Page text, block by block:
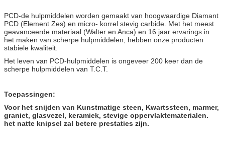
PCD-de hulpmiddelen worden gemaakt van hoogwaardige Diamant
PCD (Element Zes) en micro- korrel stevig carbide. Met het meest
geavanceerde materiaal (Walter en Anca) en 16 jaar ervarings in
het maken van scherpe hulpmiddelen, hebben onze producten
stabiele kwaliteit.
Het leven van PCD-hulpmiddelen is ongeveer 200 keer dan de
scherpe hulpmiddelen van T.C.T.
Toepassingen:
Voor het snijden van Kunstmatige steen, Kwartssteen, marmer,
graniet, glasvezel, keramiek, stevige oppervlaktematerialen.
het natte knipsel zal betere prestaties zijn.